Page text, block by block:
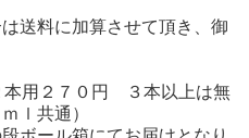
送料に加算させて頂き、御
用２７０円 ３本以上は無
ｌ共通）